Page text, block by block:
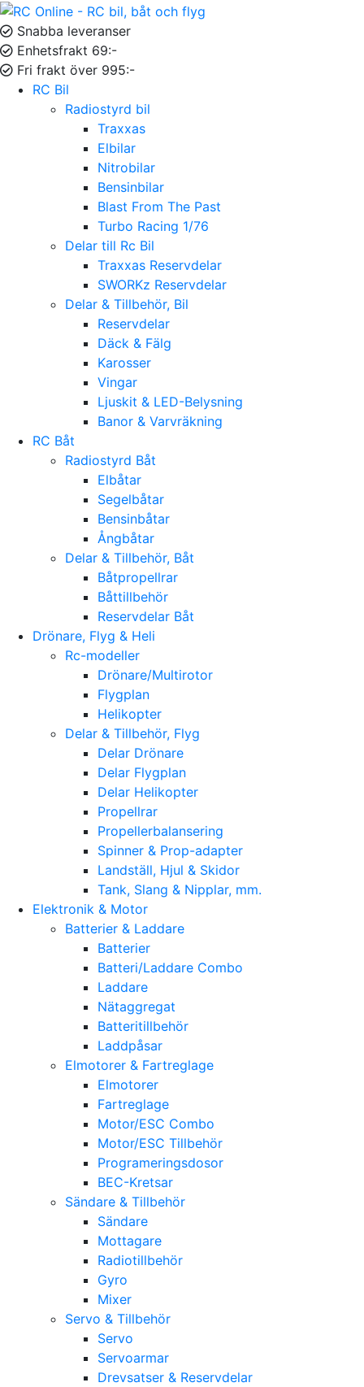
Snabba leveranser
Enhetsfrakt 69:-
Fri frakt över 995:-
RC Bil
Radiostyrd bil
Traxxas
Elbilar
Nitrobilar
Bensinbilar
Blast From The Past
Turbo Racing 1/76
Delar till Rc Bil
Traxxas Reservdelar
SWORKz Reservdelar
Delar & Tillbehör, Bil
Reservdelar
Däck & Fälg
Karosser
Vingar
Ljuskit & LED-Belysning
Banor & Varvräkning
RC Båt
Radiostyrd Båt
Elbåtar
Segelbåtar
Bensinbåtar
Ångbåtar
Delar & Tillbehör, Båt
Båtpropellrar
Båttillbehör
Reservdelar Båt
Drönare, Flyg & Heli
Rc-modeller
Drönare/Multirotor
Flygplan
Helikopter
Delar & Tillbehör, Flyg
Delar Drönare
Delar Flygplan
Delar Helikopter
Propellrar
Propellerbalansering
Spinner & Prop-adapter
Landställ, Hjul & Skidor
Tank, Slang & Nipplar, mm.
Elektronik & Motor
Batterier & Laddare
Batterier
Batteri/Laddare Combo
Laddare
Nätaggregat
Batteritillbehör
Laddpåsar
Elmotorer & Fartreglage
Elmotorer
Fartreglage
Motor/ESC Combo
Motor/ESC Tillbehör
Programeringsdosor
BEC-Kretsar
Sändare & Tillbehör
Sändare
Mottagare
Radiotillbehör
Gyro
Mixer
Servo & Tillbehör
Servo
Servoarmar
Drevsatser & Reservdelar